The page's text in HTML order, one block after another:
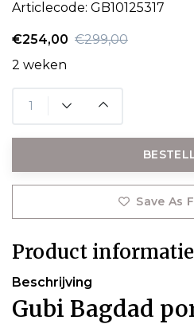
Articlecode: GB10125317
€254,00 €299,00
2 weken
Save As
Product informatie
Beschrijving
Gubi Bagdad